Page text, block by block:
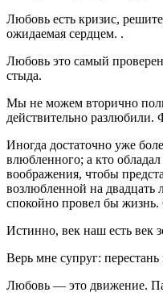
Любовь есть кризис,
ожидаемая сердцем. .
Любовь это самый
стыда.
Мы не можем вторично
действительно
Иногда достаточно уже
влюбленного; а кто
воображения, чтобы
возлюбленной на двадцать
спокойно провел бы
Истинно, век наш есть век
Верь мне супруг:
Любовь — это движение.